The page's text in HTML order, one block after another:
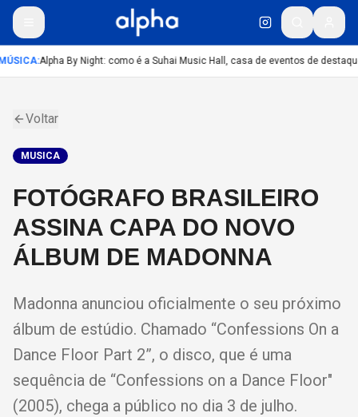
:Alpha By Night: como é a Suhai Music Hall, casa de eventos de
Voltar
MUSICA
FOTÓGRAFO BRASILEIRO
ASSINA CAPA DO NOVO
ÁLBUM DE MADONNA
Madonna anunciou oficialmente o seu próximo
álbum de estúdio. Chamado “Confessions On a
Dance Floor Part 2”, o disco, que é uma
sequência de “Confessions on a Dance Floor"
(2005), chega a público no dia 3 de julho.